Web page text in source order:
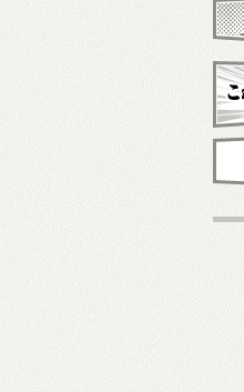
新刊
これ